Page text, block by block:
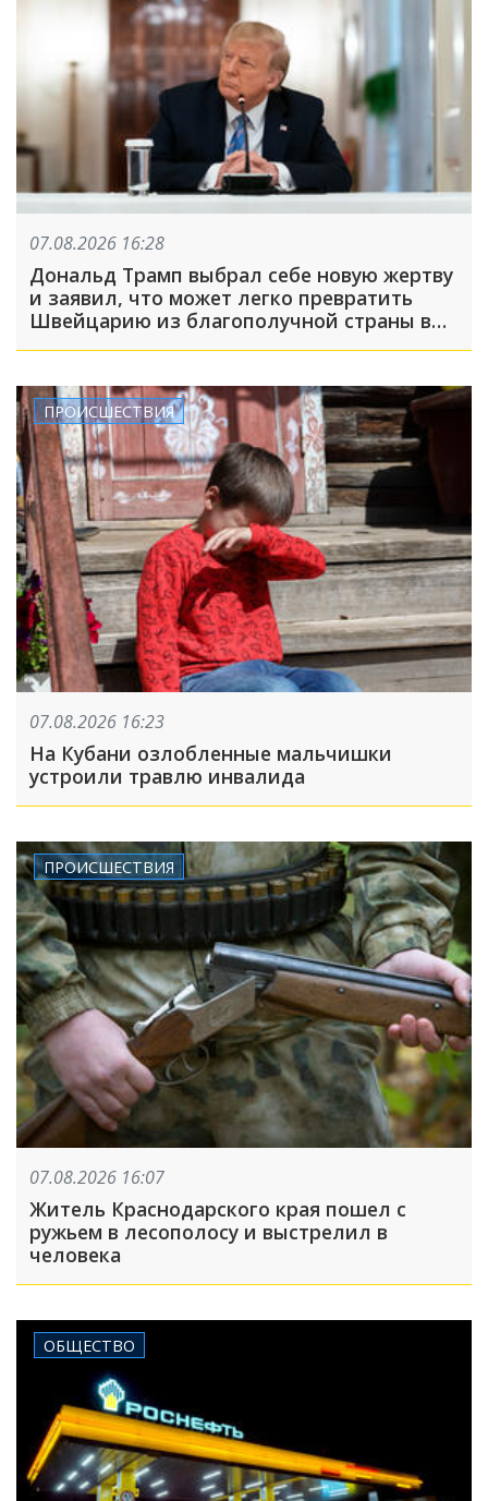
07.08.2026 16:28
Дональд Трамп выбрал себе новую жертву
и заявил, что может легко превратить
Швейцарию из благополучной страны в
ПРОИСШЕСТВИЯ
07.08.2026 16:23
На Кубани озлобленные мальчишки
устроили травлю инвалида
ПРОИСШЕСТВИЯ
07.08.2026 16:07
Житель Краснодарского края пошел с
ружьем в лесополосу и выстрелил в
человека
ОБЩЕСТВО